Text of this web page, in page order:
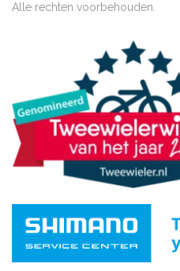
Alle rechten voorbehouden.